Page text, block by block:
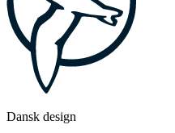
Dansk design